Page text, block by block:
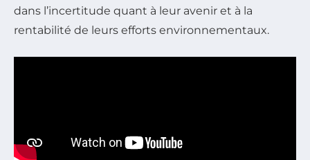
dans l’incertitude quant à leur avenir et à la
rentabilité de leurs efforts environnementaux.